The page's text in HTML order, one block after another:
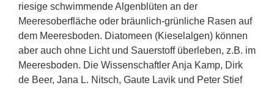
riesige schwimmende Algenblüten an der
Meeresoberfläche oder bräunlich-grünliche Rasen auf
dem Meeresboden. Diatomeen (Kieselalgen) können
aber auch ohne Licht und Sauerstoff überleben, z.B. im
Meeresboden. Die Wissenschaftler Anja Kamp, Dirk
de Beer, Jana L. Nitsch, Gaute Lavik und Peter Stief